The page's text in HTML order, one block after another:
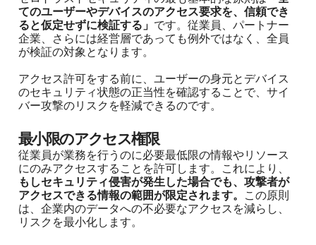
てのユーザーやデバイスのアクセス要求を、信頼でき
ると仮定せずに検証する」 です。従業員、パートナー
企業、さらには経営層であっても例外ではなく、全員
が検証の対象となります。
アクセス許可をする前に、ユーザーの身元とデバイス
のセキュリティ状態の正当性を確認することで、サイ
バー攻撃のリスクを軽減できるのです。
最小限のアクセス権限
従業員が業務を行うのに必要最低限の情報やリソース
にのみアクセスすることを許可します。これにより、
もしセキュリティ侵害が発生した場合でも、攻撃者が
アクセスできる情報の範囲が限定されます。
この原則
は、企業内のデータへの不必要なアクセスを減らし、
リスクを最小化します。